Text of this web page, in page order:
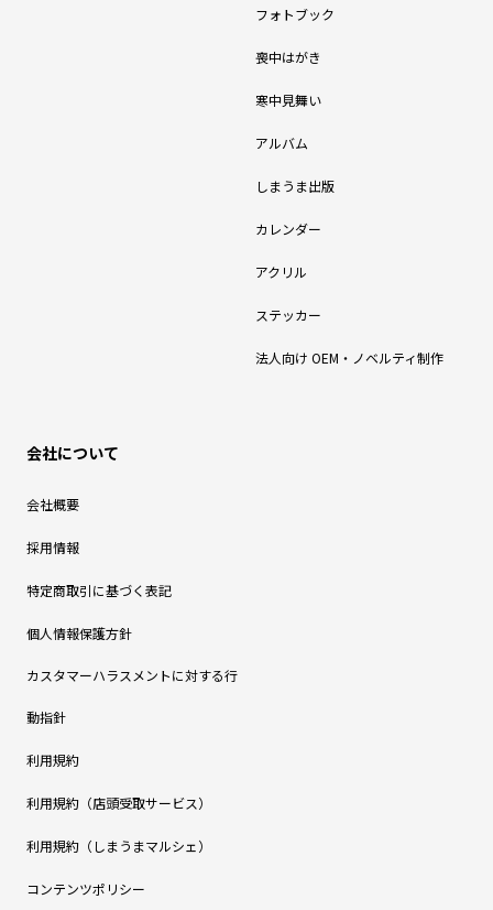
フォトブック
喪中はがき
寒中見舞い
アルバム
しまうま出版
カレンダー
アクリル
ステッカー
法人向け OEM・ノベルティ制作
会社について
会社概要
採用情報
特定商取引に基づく表記
個人情報保護方針
カスタマーハラスメントに対する行
動指針
利用規約
利用規約（店頭受取サービス）
利用規約（しまうまマルシェ）
コンテンツポリシー